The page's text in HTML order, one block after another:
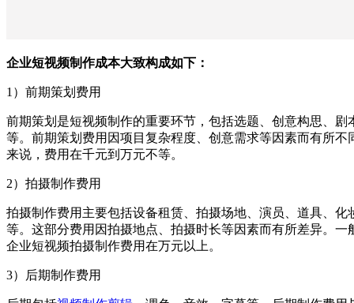
企业短视频制作成本大致构成如下：
1）前期策划费用
前期策划是短视频制作的重要环节，包括选题、创意构思、剧
等。前期策划费用因项目复杂程度、创意需求等因素而有所不
来说，费用在千元到万元不等。
2）拍摄制作费用
拍摄制作费用主要包括设备租赁、拍摄场地、演员、道具、化
等。这部分费用因拍摄地点、拍摄时长等因素而有所差异。一
企业短视频拍摄制作费用在万元以上。
3）后期制作费用